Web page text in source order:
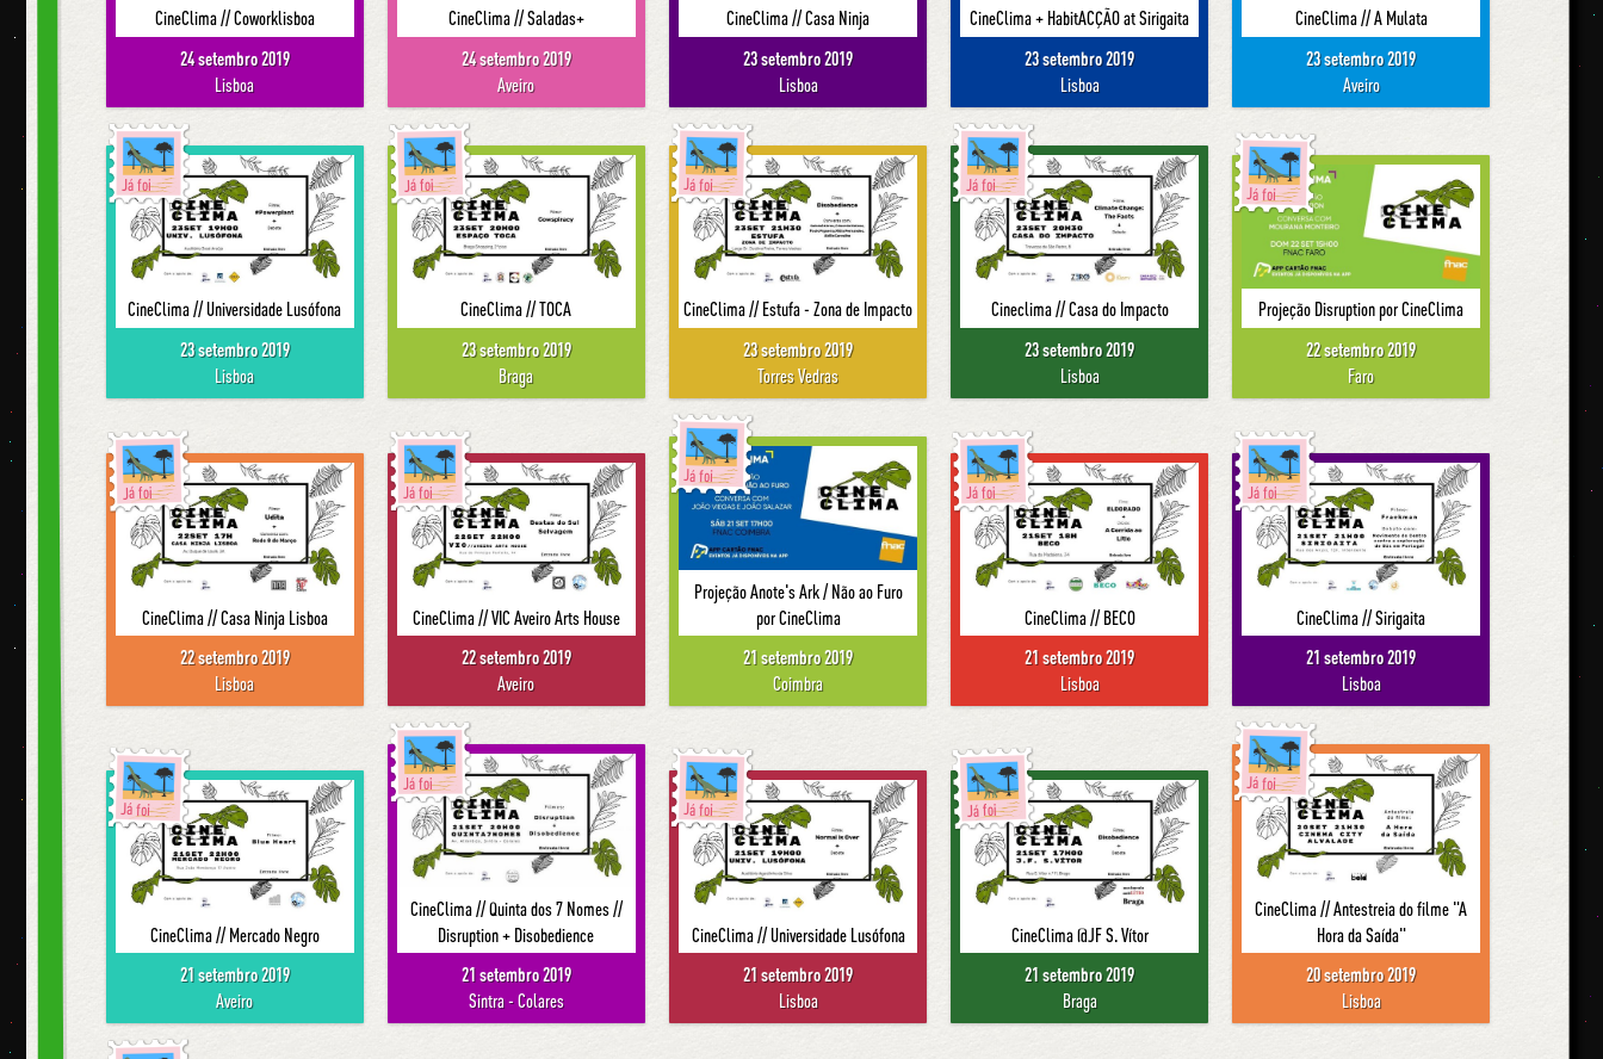
CineClima // Coworklisboa
24 setembro 2019
Lisboa
CineClima // Saladas+
24 setembro 2019
Aveiro
CineClima // Casa Ninja
23 setembro 2019
Lisboa
CineClima + HabitACÇÃO at Sirigaita
23 setembro 2019
Lisboa
CineClima // A Mulata
23 setembro 2019
Aveiro
Já foi
CineClima // Universidade Lusófona
23 setembro 2019
Lisboa
Já foi
CineClima // TOCA
23 setembro 2019
Braga
Já foi
CineClima // Estufa - Zona de Impacto
23 setembro 2019
Torres Vedras
Já foi
Cineclima // Casa do Impacto
23 setembro 2019
Lisboa
Já foi
Projeção Disruption por CineClima
22 setembro 2019
Faro
Já foi
CineClima // Casa Ninja Lisboa
22 setembro 2019
Lisboa
Já foi
CineClima // VIC Aveiro Arts House
22 setembro 2019
Aveiro
Já foi
Projeção Anote's Ark / Não ao Furo
por CineClima
21 setembro 2019
Coimbra
Já foi
CineClima // BECO
21 setembro 2019
Lisboa
Já foi
CineClima // Sirigaita
21 setembro 2019
Lisboa
Já foi
CineClima // Mercado Negro
21 setembro 2019
Aveiro
Já foi
CineClima // Quinta dos 7 Nomes //
Disruption + Disobedience
21 setembro 2019
Sintra - Colares
Já foi
CineClima // Universidade Lusófona
21 setembro 2019
Lisboa
Já foi
CineClima @JF S. Vítor
21 setembro 2019
Braga
Já foi
CineClima // Antestreia do filme "A
Hora da Saída"
20 setembro 2019
Lisboa